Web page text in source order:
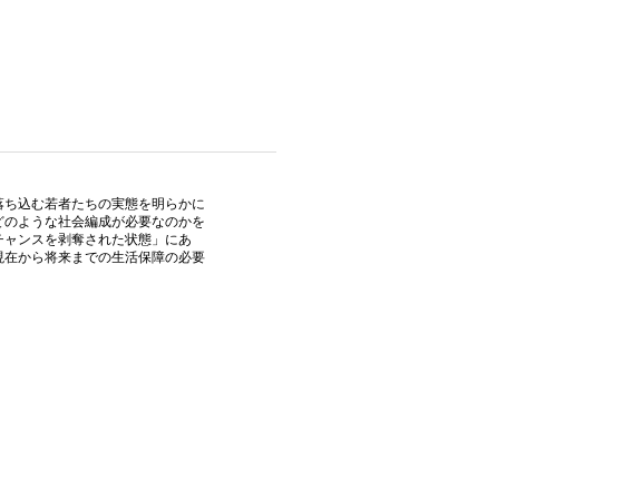
込む若者たちの実態を明らかに
ような社会編成が必要なのかを
ンスを剥奪された状態」にあ
から将来までの生活保障の必要